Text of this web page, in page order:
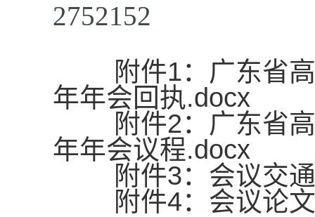
2752152
附件1：广东省
年年会回执.docx
附件2：广东省高
年年会议程.docx
附件3：会议交
附件4：会议论文